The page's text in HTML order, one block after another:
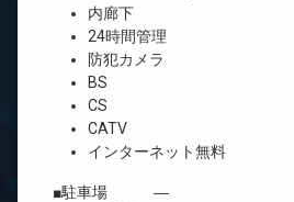
内廊下
24時間管理
防犯カメラ
BS
CS
CATV
インターネット無料
■駐車場 ―